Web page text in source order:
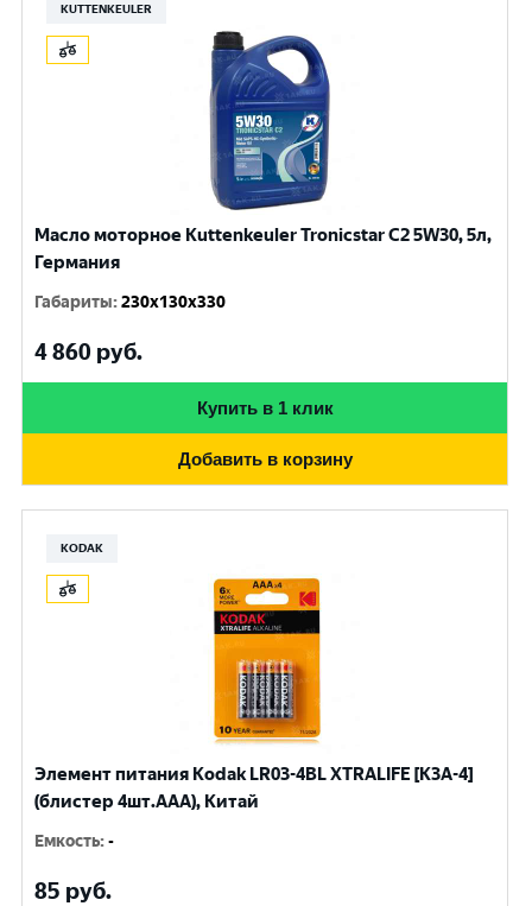
KUTTENKEULER
Масло моторное Kuttenkeuler Tronicstar C2 5W30, 5л,
Германия
Габариты:230x130x330
4 860 руб.
Купить в 1 клик
Добавить в корзину
KODAK
Элемент питания Kodak LR03-4BL XTRALIFE [K3A-4]
(блистер 4шт.AАА), Китай
Емкость:-
85 руб.